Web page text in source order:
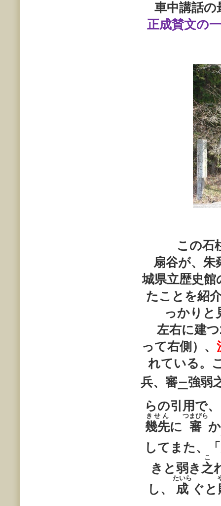
車中講話の
正成賛文の
この石
扇谷が、朱
城県立歴史館
たことを紹
っかりと
左右に建つ
って右側）、
れている。
兵、審二強弱
らの引用で
幾先
きせん
に 審
つまびら
してまた、「
きと弱き 之
こ
し、
成
たいら
ぐと